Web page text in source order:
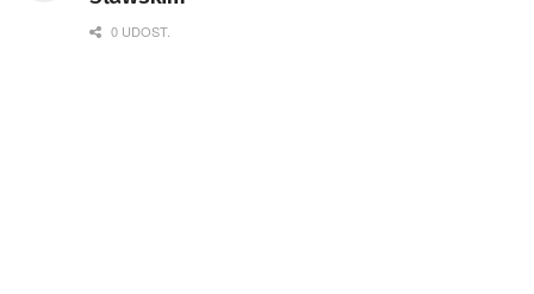
0 UDOST.